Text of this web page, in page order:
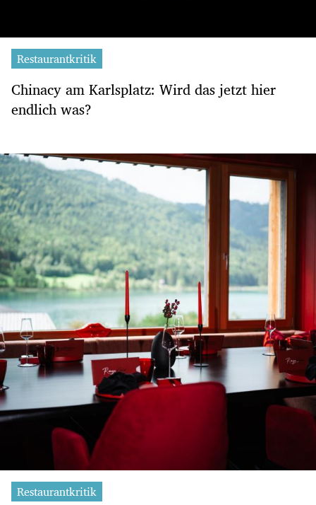
Restaurantkritik
Chinacy am Karlsplatz: Wird das jetzt hier
endlich was?
Restaurantkritik